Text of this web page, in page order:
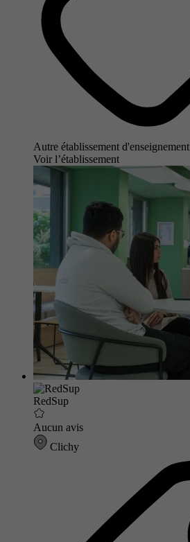
Autre établissement d'enseignement
Voir l’établissement
RedSup
Aucun avis
Clichy